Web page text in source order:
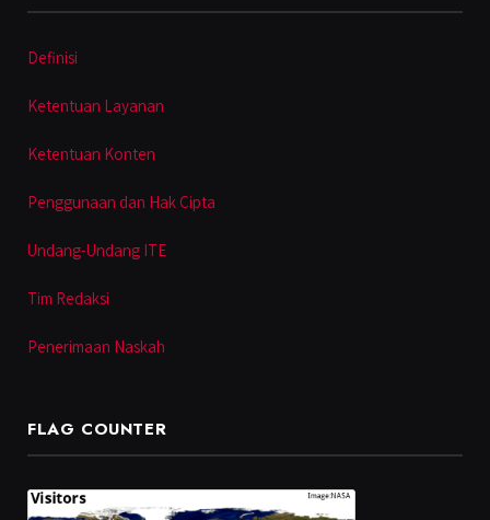
Definisi
Ketentuan Layanan
Ketentuan Konten
Penggunaan dan Hak Cipta
Undang-Undang ITE
Tim Redaksi
Penerimaan Naskah
FLAG COUNTER